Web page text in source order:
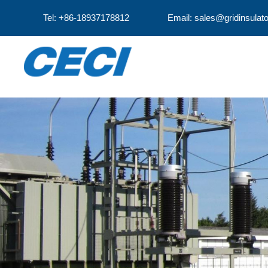
Tel: +86-18937178812 Email: